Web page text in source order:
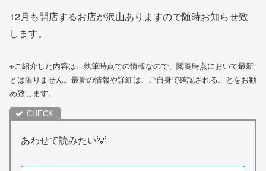
12月も開店するお店が沢山ありますので随時お知らせ致
します。
※ご紹介した内容は、執筆時点での情報なので、閲覧時点において最新
とは限りません。最新の情報や詳細は、ご自身で確認されることをお勧
め致します。
あわせて読みたい💡